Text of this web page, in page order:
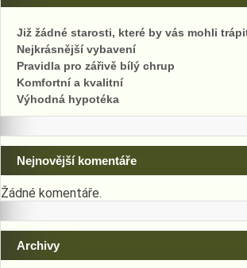
Již žádné starosti, které by vás mohli
Nejkrásnější vybavení
Pravidla pro zářivě bílý chrup
Komfortní a kvalitní
Výhodná hypotéka
Nejnovější komentáře
Žádné komentáře.
Archivy